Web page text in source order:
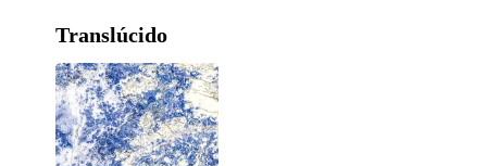
Translúcido